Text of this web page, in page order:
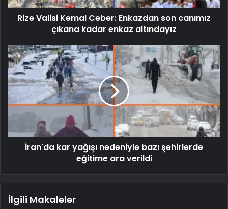
Rize Valisi Kemal Ceber: Enkazdan son canımız
çıkana kadar enkaz altındayız
İran'da kar yağışı nedeniyle bazı şehirlerde
eğitime ara verildi
İlgili Makaleler